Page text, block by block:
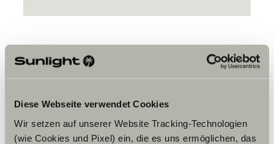
Diese Webseite verwendet Cookies
Wir setzen auf unserer Website Tracking-Technologien
(wie Cookies und Pixel) ein, die es uns ermöglichen, das
Per visualizzare il contenuto,
accettare i cookies marketing.